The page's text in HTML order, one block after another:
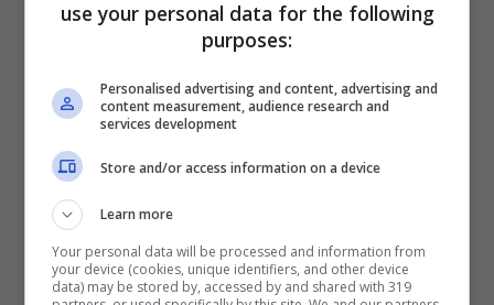
indizio che arriva da lontano
Le nascite mostrano un picco in estate, il
che significa che molti concepimenti sono
avvenuti in autunno o all’inizio dell’inverno.
Le ragioni di questo fenomeno potrebbero
essere molteplici: non solo lafertilità
biologica, ma anche la maggiore vicinanza
use your personal data for the following
purposes:
Personalised advertising and content, advertising and
content measurement, audience research and
services development
Store and/or access information on a device
Learn more
Your personal data will be processed and information from
your device (cookies, unique identifiers, and other device
data) may be stored by, accessed by and shared with 319